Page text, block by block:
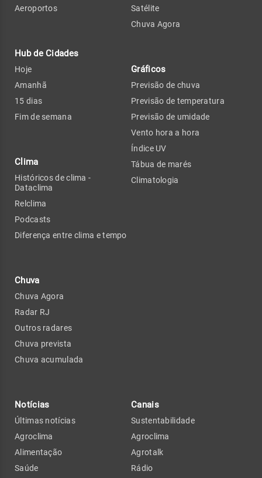
Aeroportos
Hub de Cidades
Hoje
Amanhã
15 dias
Fim de semana
Clima
Históricos de clima -
Dataclima
Relclima
Podcasts
Diferença entre clima e tempo
Chuva
Chuva Agora
Radar RJ
Outros radares
Chuva prevista
Chuva acumulada
Satélite
Chuva Agora
Gráficos
Previsão de chuva
Previsão de temperatura
Previsão de umidade
Vento hora a hora
Índice UV
Tábua de marés
Climatologia
Notícias
Últimas notícias
Agroclima
Alimentação
Saúde
Canais
Sustentabilidade
Agroclima
Agrotalk
Rádio